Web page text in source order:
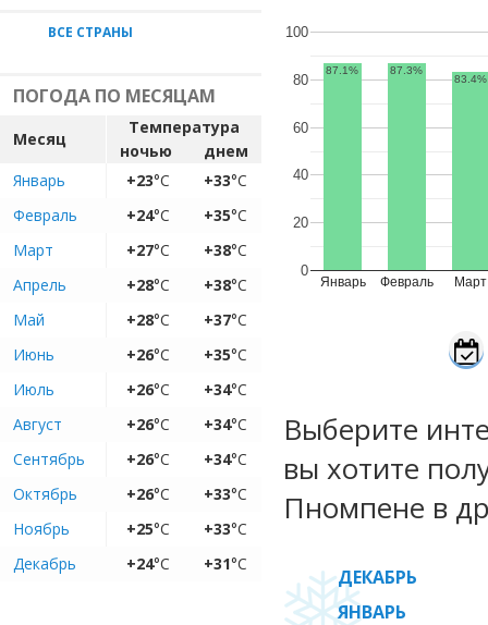
ВСЕ СТРАНЫ
ПОГОДА ПО МЕСЯЦАМ
Месяц
Температура
ночью
днем
Январь
+23°C +33°C
Февраль
+24°C +35°C
Март
+27°C +38°C
Апрель
+28°C +38°C
Май
+28°C +37°C
Июнь
+26°C +35°C
Июль
+26°C +34°C
Август
+26°C +34°C
Сентябрь
+26°C +34°C
Октябрь
+26°C +33°C
Ноябрь
+25°C +33°C
Декабрь
+24°C +31°C
Январь Февраль Март
0
20
40
60
80
100
87.1% 87.3%
83.4%
Выберите
вы хотите
Пномпене в
ДЕКАБРЬ
ЯНВАРЬ